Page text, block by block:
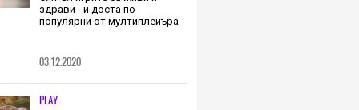
здрави - и доста по-
популярни от мултиплейъра
03.12.2020
PLAY